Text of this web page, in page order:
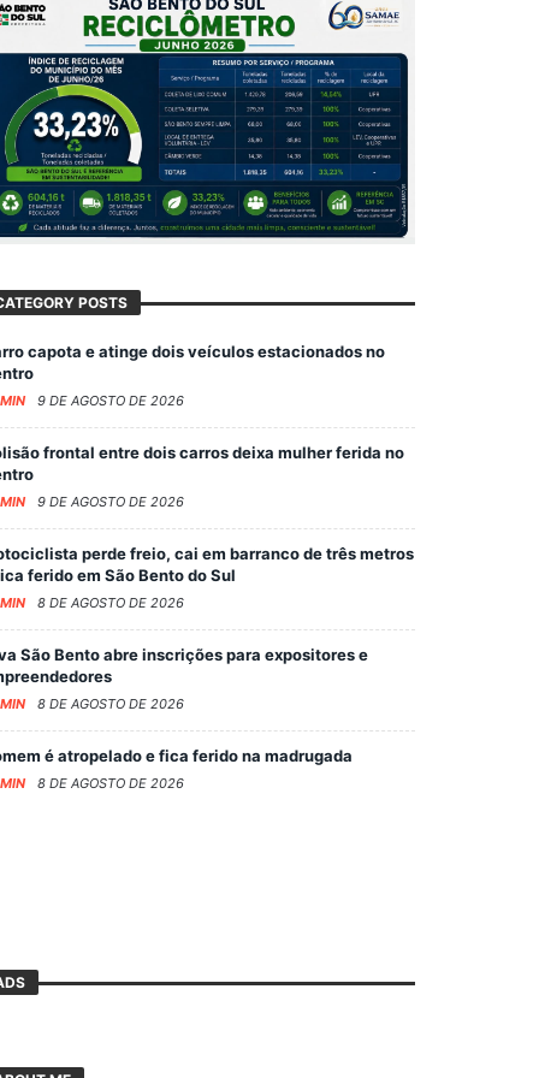
POSTS
capota e atinge dois veículos estacionados no
9 DE AGOSTO DE 2026
frontal entre dois carros deixa mulher ferida no
9 DE AGOSTO DE 2026
perde freio, cai em barranco de três metros
ferido em São Bento do Sul
8 DE AGOSTO DE 2026
São Bento abre inscrições para expositores e
8 DE AGOSTO DE 2026
é atropelado e fica ferido na madrugada
8 DE AGOSTO DE 2026